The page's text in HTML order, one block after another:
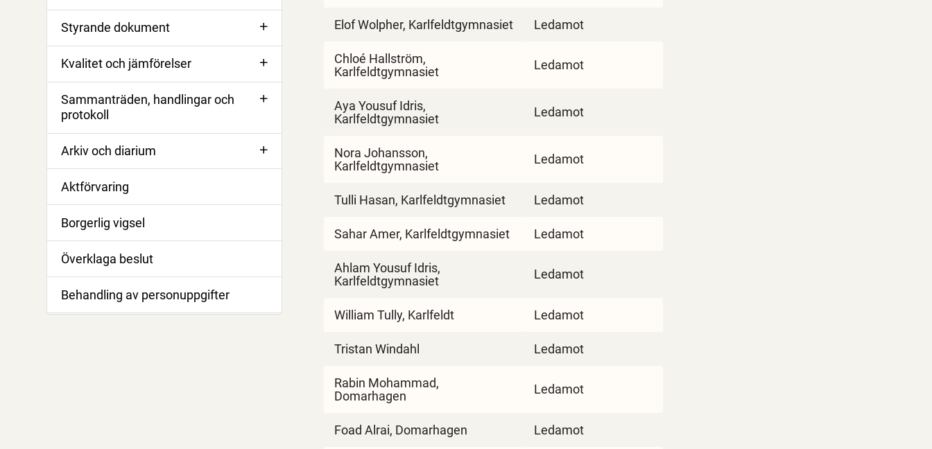
Styrande dokument
Kvalitet och jämförelser
Sammanträden, handlingar och
protokoll
Arkiv och diarium
Aktförvaring
Borgerlig vigsel
Överklaga beslut
Behandling av personuppgifter
Elof Wolpher, Karlfeldtgymnasiet Ledamot
Chloé Hallström,
Karlfeldtgymnasiet
Ledamot
Aya Yousuf Idris,
Karlfeldtgymnasiet
Ledamot
Nora Johansson,
Karlfeldtgymnasiet
Ledamot
Tulli Hasan, Karlfeldtgymnasiet Ledamot
Sahar Amer, Karlfeldtgymnasiet Ledamot
Ahlam Yousuf Idris,
Karlfeldtgymnasiet
Ledamot
William Tully, Karlfeldt Ledamot
Tristan Windahl Ledamot
Rabin Mohammad,
Domarhagen
Ledamot
Foad Alrai, Domarhagen Ledamot